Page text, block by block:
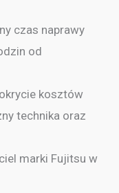
czas naprawy
od
kosztów
technika oraz
marki Fujitsu w